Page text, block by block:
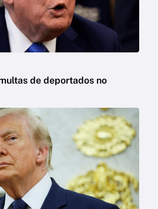
de deportados no